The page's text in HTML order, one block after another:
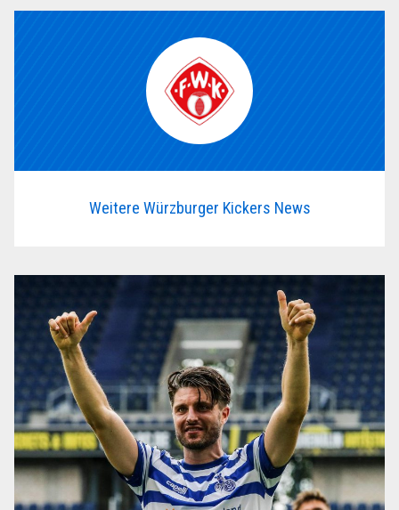
Weitere Würzburger Kickers News